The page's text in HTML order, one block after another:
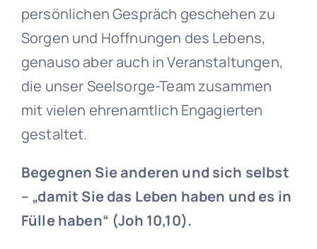
persönlichen Gespräch geschehen zu
Sorgen und Hoffnungen des Lebens,
genauso aber auch in Veranstaltungen,
die unser Seelsorge-Team zusammen
mit vielen ehrenamtlich Engagierten
gestaltet.
Begegnen Sie anderen und sich selbst
– „damit Sie das Leben haben und es in
Fülle haben“ (Joh 10,10).